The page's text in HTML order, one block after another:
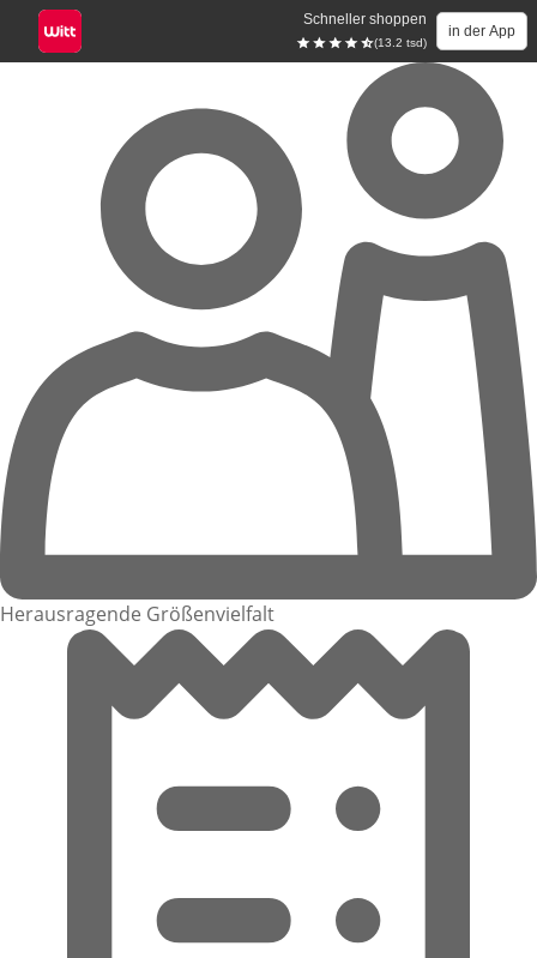
Schneller shoppen
(13.2 tsd)
in der App
Herausragende Größenvielfalt